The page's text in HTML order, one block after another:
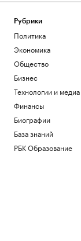
Рубрики
Политика
Экономика
Общество
Бизнес
Технологии и медиа
Финансы
Биографии
База знаний
РБК Образование